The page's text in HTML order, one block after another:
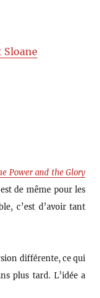
Sloane
Power and the Glory
de même pour les
c’est d’avoir tant
différente, ce qui
plus tard. L’idée a